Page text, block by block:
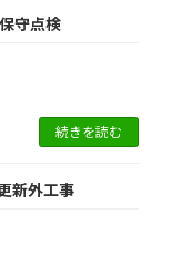
守点検
続きを読む
新外工事